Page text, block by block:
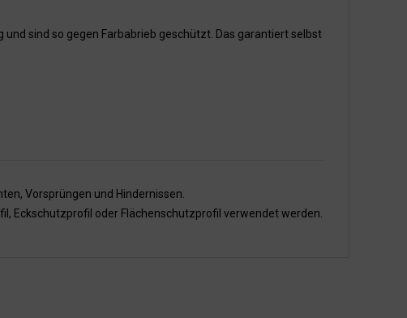
sind so gegen Farbabrieb geschützt. Das garantiert selbst
Vorsprüngen und Hindernissen.
Eckschutzprofil oder Flächenschutzprofil verwendet werden.